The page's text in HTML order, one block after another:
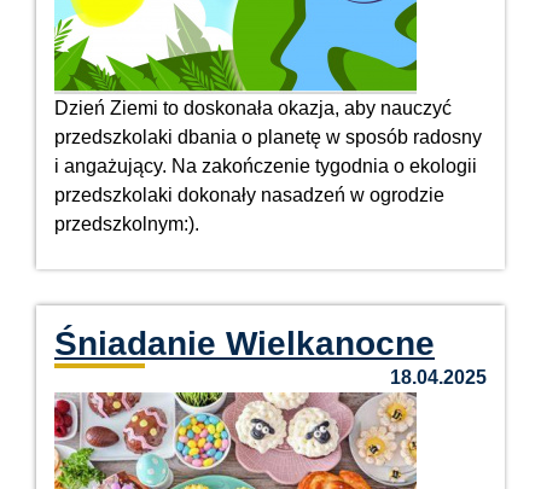
Dzień Ziemi to doskonała okazja, aby nauczyć
przedszkolaki dbania o planetę w sposób radosny
i angażujący. Na zakończenie tygodnia o ekologii
przedszkolaki dokonały nasadzeń w ogrodzie
przedszkolnym:).
Śniadanie Wielkanocne
18.04.2025